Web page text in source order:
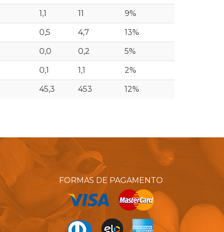
1,1 11 9%
0,5 4,7 13%
0,0 0,2 5%
0,1 1,1 2%
45,3 453 12%
FORMAS DE PAGAMENTO